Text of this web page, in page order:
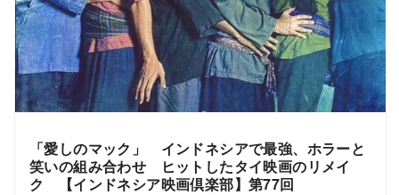
「愛しのマック」 インドネシアで最強、ホラーと
笑いの組み合わせ ヒットしたタイ映画のリメイ
ク 【インドネシア映画倶楽部】第77回